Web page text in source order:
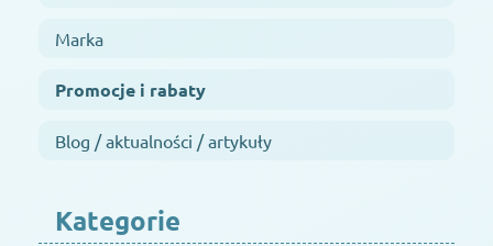
Marka
Promocje i rabaty
Blog / aktualności / artykuły
Kategorie